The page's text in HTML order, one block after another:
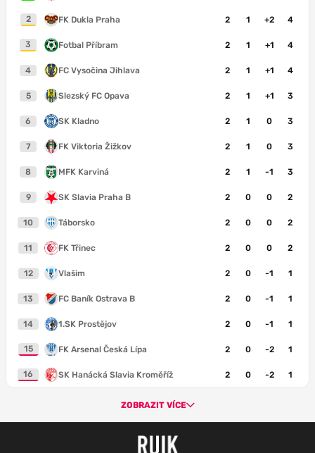
2 FK Dukla Praha 2 1 +2 4
3 Fotbal Příbram 2 1 +1 4
4 FC Vysočina Jihlava 2 1 +1 4
5 Slezský FC Opava 2 1 +1 3
6 SK Kladno 2 1 0 3
7 FK Viktoria Žižkov 2 1 0 3
8 MFK Karviná 2 1 -1 3
9 SK Slavia Praha B 2 0 0 2
10 Táborsko 2 0 0 2
11 FK Třinec 2 0 0 2
12 Vlašim 2 0 -1 1
13 FC Baník Ostrava B 2 0 -1 1
14 1.SK Prostějov 2 0 -1 1
15 FK Arsenal Česká Lípa 2 0 -2 1
16 SK Hanácká Slavia Kroměříž 2 0 -2 1
ZOBRAZIT VÍCE